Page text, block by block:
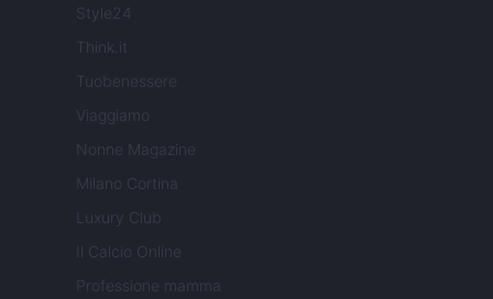
Style24
Think.it
Tuobenessere
Viaggiamo
Nonne Magazine
Milano Cortina
Luxury Club
Il Calcio Online
Professione mamma